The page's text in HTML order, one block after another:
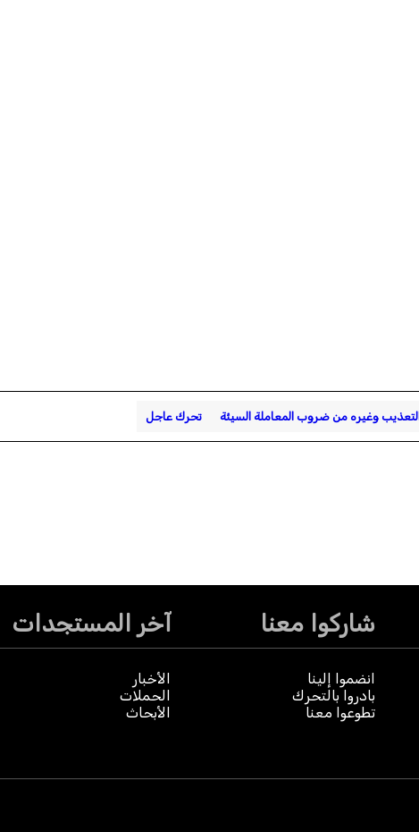
التعذيب وغيره من ضروب المعاملة السيئة تحرك عاجل
شاركوا معنا
انضموا إلينا
بادروا بالتحرك
تطوعوا معنا
آخر المستجدات
الأخبار
الحملات
الأبحاث